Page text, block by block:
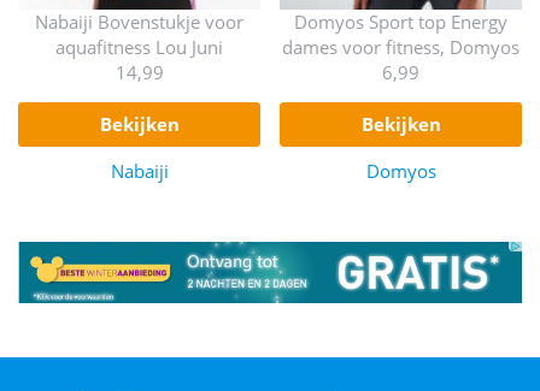
Nabaiji Bovenstukje voor
aquafitness Lou Juni
14,99
bekijken
Nabaiji
Domyos Sport top Energy
dames voor fitness, Domyos
6,99
bekijken
Domyos